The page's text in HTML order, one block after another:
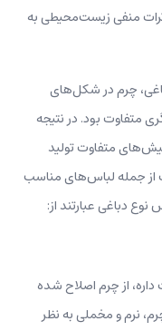
منفی زیست‌محیطی به
چرم در شکل‌های
متفاوت بود. در نتیجه
متفاوت تولید
از جمله لباس‌های مناسب
نوع دباغی عبارتند از:
از چرم اصلاح شده
نرم و مخملی به نظر